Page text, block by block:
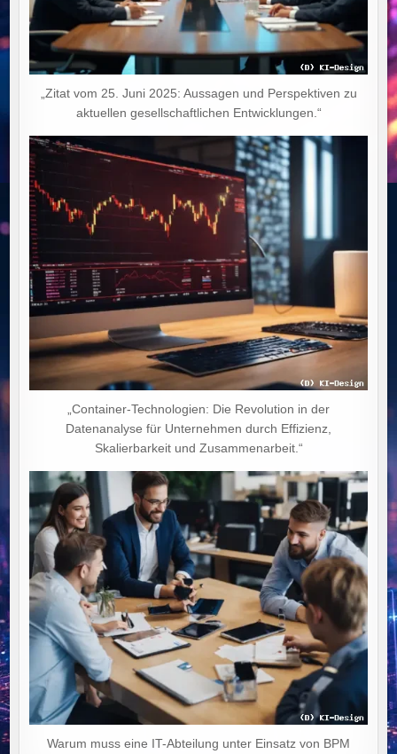
„Zitat vom 25. Juni 2025: Aussagen und Perspektiven zu
aktuellen gesellschaftlichen Entwicklungen.“
„Container-Technologien: Die Revolution in der
Datenanalyse für Unternehmen durch Effizienz,
Skalierbarkeit und Zusammenarbeit.“
Warum muss eine IT-Abteilung unter Einsatz von BPM